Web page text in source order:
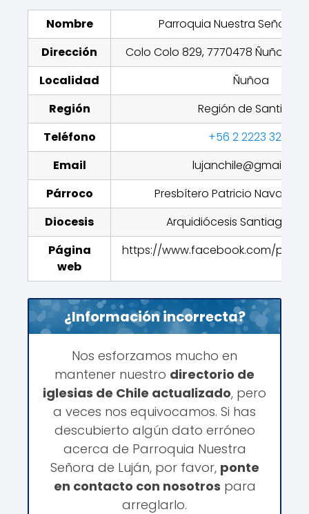
Nombre
Parroquia Nuestra Señora
Dirección
Colo Colo 829, 7770478 Ñuñoa,
Localidad
Ñuñoa
Región
Región de Santiago
Teléfono
+56 2 2223 3270
Email
Párroco
Presbítero Patricio Navaéz
Diocesis
Arquidiócesis Santiago de
Página
web
https://www.facebook.com/
¿Información incorrecta?
Nos esforzamos mucho en
mantener nuestro directorio de
iglesias de Chile actualizado, pero
a veces nos equivocamos. Si has
descubierto algún dato erróneo
acerca de Parroquia Nuestra
Señora de Luján, por favor, ponte
en contacto con nosotros para
arreglarlo.